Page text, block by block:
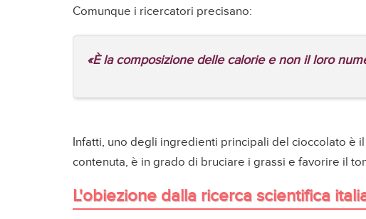
Comunque i ricercatori precisano:
«È la composizione delle calorie e non il loro
Infatti, uno degli ingredienti principali del cioccolato è il
contenuta, è in grado di bruciare i grassi e favorire il
L'obiezione dalla ricerca scientifica